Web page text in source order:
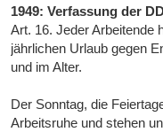
1949: Verfassung der
Art. 16. Jeder Arbeitende
jährlichen Urlaub gegen
und im Alter.
Der Sonntag, die
Arbeitsruhe und stehen